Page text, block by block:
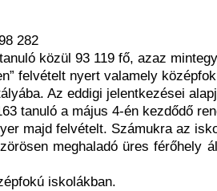
282
közül 93 119 fő, azaz
felvételt nyert valamely
Az eddigi jelentkezései
tanuló a május 4-én kezdődő
majd felvételt. Számukra az
meghaladó üres férőhely
iskolákban.